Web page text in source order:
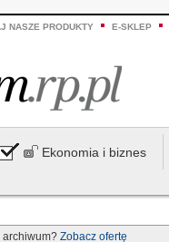
NASZE PRODUKTY E-SKLEP
Ekonomia i biznes
archiwum? Zobacz ofertę